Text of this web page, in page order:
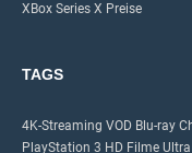
XBox Series X Preise
TAGS
4K-Streaming VOD Blu-ray
PlayStation 3 HD Filme